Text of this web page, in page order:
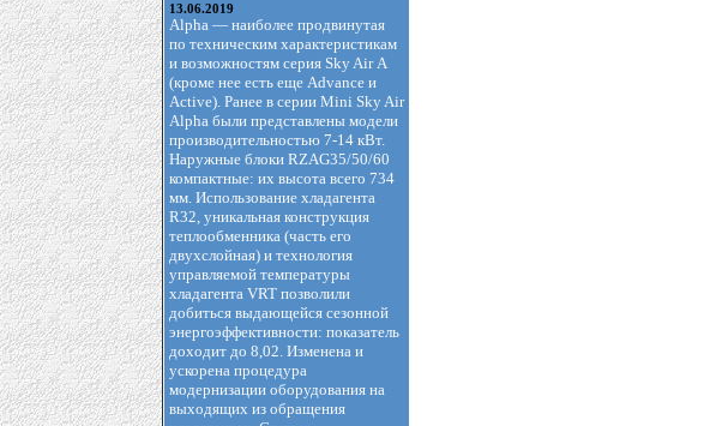
13.06.2019
Alpha — наиболее продвинутая
по техническим характеристикам
и возможностям серия Sky Air А
(кроме нее есть еще Advance и
Active). Ранее в серии Mini Sky Air
Alpha были представлены модели
производительностью 7-14 кВт.
Наружные блоки RZAG35/50/60
компактные: их высота всего 734
мм. Использование хладагента
R32, уникальная конструкция
теплообменника (часть его
двухслойная) и технология
управляемой температуры
хладагента VRT позволили
добиться выдающейся сезонной
энергоэффективности: показатель
доходит до 8,02. Изменена и
ускорена процедура
модернизации оборудования на
выходящих из обращения